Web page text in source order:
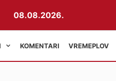
08.08.2026.
KOMENTARI VREMEPLOV